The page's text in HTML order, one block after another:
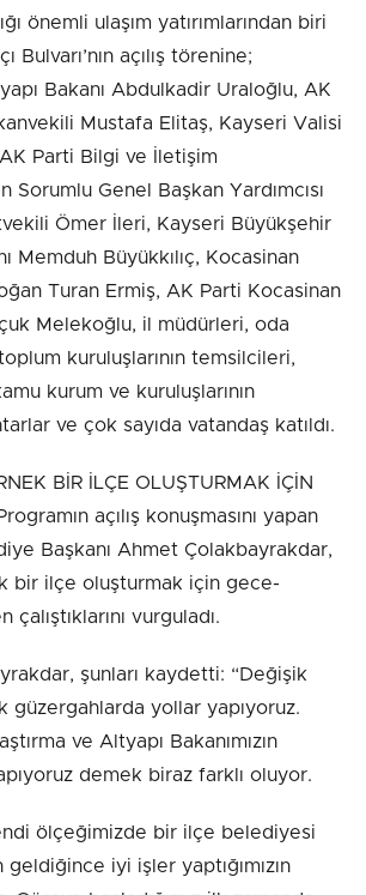
önemli ulaşım yatırımlarından biri
Bulvarı’nın açılış törenine;
Bakanı Abdulkadir Uraloğlu, AK
Mustafa Elitaş, Kayseri Valisi
Parti Bilgi ve İletişim
Sorumlu Genel Başkan Yardımcısı
Ömer İleri, Kayseri Büyükşehir
Memduh Büyükkılıç, Kocasinan
Turan Ermiş, AK Parti Kocasinan
Melekoğlu, il müdürleri, oda
kuruluşlarının temsilcileri,
kurum ve kuruluşlarının
ve çok sayıda vatandaş katıldı.
BİR İLÇE OLUŞTURMAK İÇİN
açılış konuşmasını yapan
Başkanı Ahmet Çolakbayrakdar,
bir ilçe oluşturmak için gece-
vurguladı.
şunları kaydetti: “Değişik
güzergahlarda yollar yapıyoruz.
ve Altyapı Bakanımızın
demek biraz farklı oluyor.
ölçeğimizde bir ilçe belediyesi
iyi işler yaptığımızın